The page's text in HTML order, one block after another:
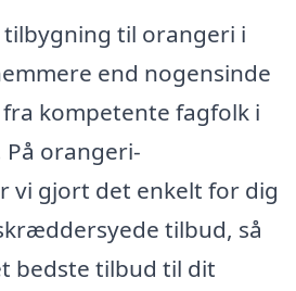
til orangeri i
end nogensinde
kompetente fagfolk i
orangeri-
vi gjort det enkelt for dig
tilbud, så
bedste tilbud til dit